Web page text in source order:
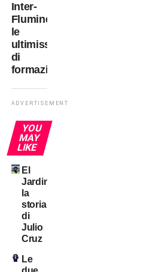
Inter-
Fluminense:
le
ultimissime
di
formazione
ADVERTISEMENT
YOU
MAY
LIKE
El
Jardinero:
la
storia
di
Julio
Cruz
Le